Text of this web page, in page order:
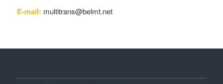
E-mail: multitrans@belmt.net